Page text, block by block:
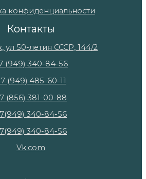
конфиденциальности
Контакты
ул 50-летия СССР, 144/2
(949) 340-84-56
(949) 485-60-11
(856) 381-00-88
340-84-56
340-84-56
Vk.com